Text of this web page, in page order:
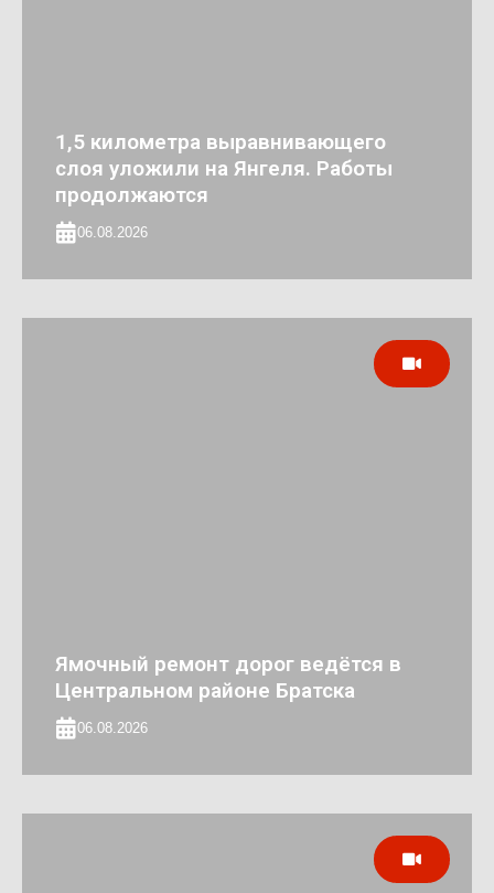
1,5 километра выравнивающего
слоя уложили на Янгеля. Работы
продолжаются
06.08.2026
Ямочный ремонт дорог ведётся в
Центральном районе Братска
06.08.2026